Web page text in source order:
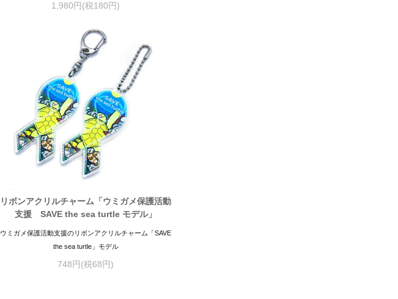
1,980円(税180円)
リボンアクリルチャーム「ウミガメ保護活動
支援 SAVE the sea turtle モデル」
ウミガメ保護活動支援のリボンアクリルチャーム「SAVE
the sea turtle」モデル
748円(税68円)